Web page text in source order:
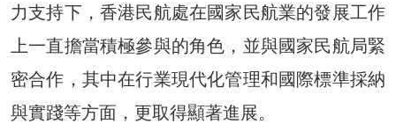
力支持下，香港民航處在國家民航業的發展工作
上一直擔當積極參與的角色，並與國家民航局緊
密合作，其中在行業現代化管理和國際標準採納
與實踐等方面，更取得顯著進展。